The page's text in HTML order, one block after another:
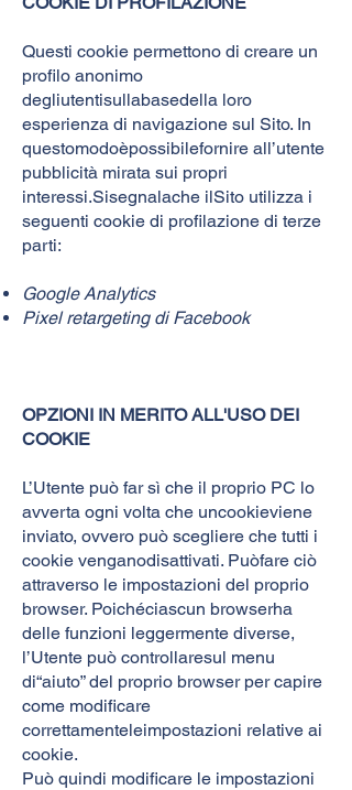
Questi cookie permettono di creare un
profilo anonimo
degliutentisullabasedella loro
esperienza di navigazione sul Sito. In
questomodoèpossibilefornire all’utente
pubblicità mirata sui propri
interessi.Sisegnalache ilSito utilizza i
seguenti cookie di profilazione di terze
parti:
Google Analytics
Pixel retargeting di Facebook
OPZIONI IN MERITO ALL'USO DEI
COOKIE
L’Utente può far sì che il proprio PC lo
avverta ogni volta che uncookieviene
inviato, ovvero può scegliere che tutti i
cookie venganodisattivati. Puòfare ciò
attraverso le impostazioni del proprio
browser. Poichéciascun browserha
delle funzioni leggermente diverse,
l’Utente può controllaresul menu
di“aiuto” del proprio browser per capire
come modificare
correttamenteleimpostazioni relative ai
cookie.
Può quindi modificare le impostazioni